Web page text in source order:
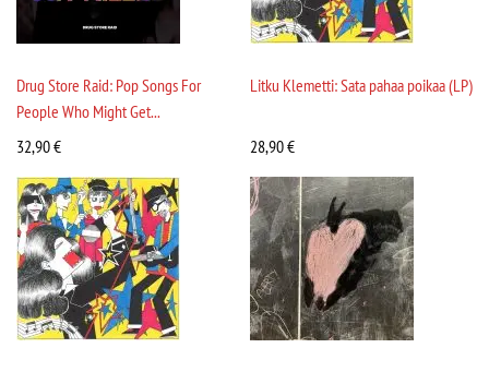
Drug Store Raid: Pop Songs For
People Who Might Get...
32,90€
Litku Klemetti: Sata pahaa poikaa (LP)
28,90€